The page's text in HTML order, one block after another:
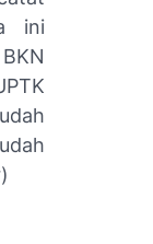
ini